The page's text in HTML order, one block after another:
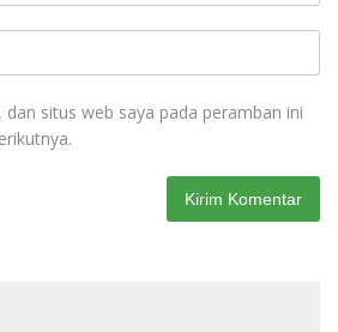
situs web saya pada peramban ini